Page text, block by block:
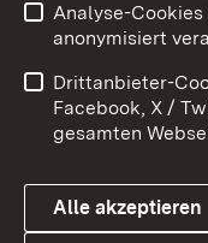
Benutzungshinweise
Datenschutz
Analyse-
anonymisiert
Drittanbieter-
Facebook, X /
gesamten
Alle akzeptieren